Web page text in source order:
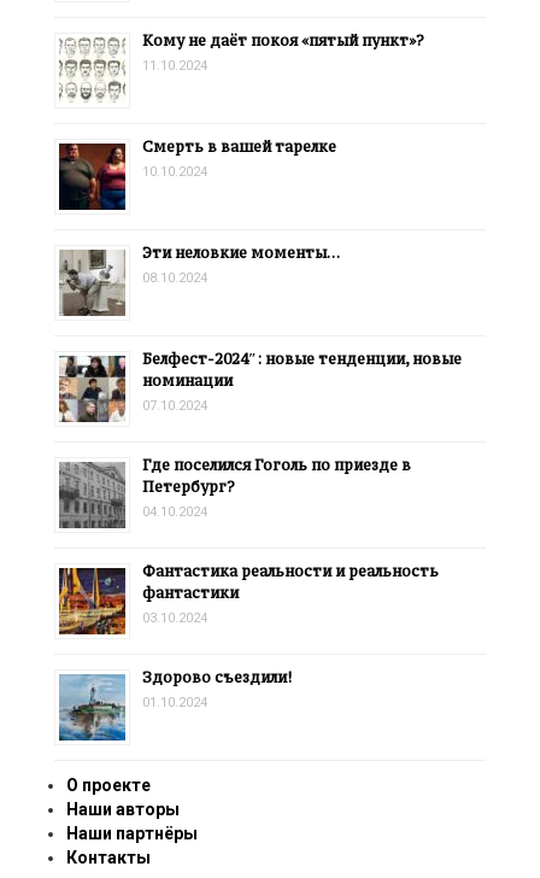
Кому не даёт покоя «пятый пункт»?
11.10.2024
Смерть в вашей тарелке
10.10.2024
Эти неловкие моменты…
08.10.2024
Белфест-2024″: новые тенденции, новые
номинации
07.10.2024
Где поселился Гоголь по приезде в
Петербург?
04.10.2024
Фантастика реальности и реальность
фантастики
03.10.2024
Здорово съездили!
01.10.2024
О проекте
Наши авторы
Наши партнёры
Контакты